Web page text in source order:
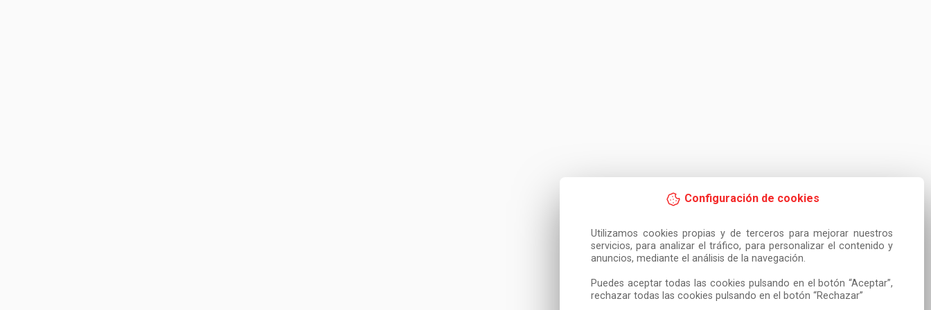
Configuración de cookies
Utilizamos cookies propias y de terceros para mejorar nuestros
servicios, para analizar el tráfico, para personalizar el contenido y
anuncios, mediante el análisis de la navegación.
Puedes aceptar todas las cookies pulsando en el botón “Aceptar”,
rechazar todas las cookies pulsando en el botón “Rechazar”